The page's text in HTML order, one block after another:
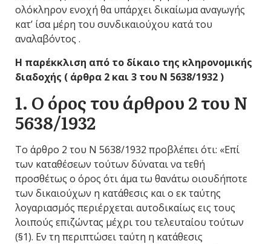
ολόκληρον ενοχή θα υπάρχει δικαίωμα αναγωγής
κατ’ ίσα μέρη του συνδικαιούχου κατά του
αναλαβόντος .
Η παρέκκλιση από το δίκαιο της κληρονομικής
διαδοχής ( άρθρα 2 και 3 του Ν 5638/1932 )
1. Ο όρος του άρθρου 2 του Ν
5638/1932
Το άρθρο 2 του Ν 5638/1932 προβλέπει ότι: «Επί
των καταθέσεων τούτων δύναται να τεθή
προσθέτως ο όρος ότι άμα τω θανάτω οιουδήποτε
των δικαιούχων η κατάθεσις και ο εκ ταύτης
λογαριασμός περιέρχεται αυτοδικαίως εις τους
λοιπούς επιζώντας μέχρι του τελευταίου τούτων
(§1). Εν τη περιπτώσει ταύτη η κατάθεσις